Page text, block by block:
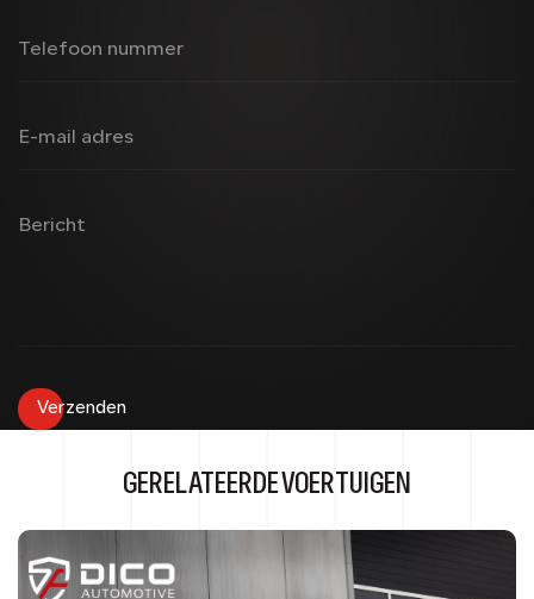
Telefoon nummer
E-mail adres
Bericht
Verzenden
GERELATEERDE VOERTUIGEN